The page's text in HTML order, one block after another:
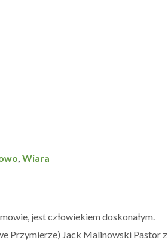
, Wiara
jest człowiekiem doskonałym.
Przymierze) Jack Malinowski Pastor z